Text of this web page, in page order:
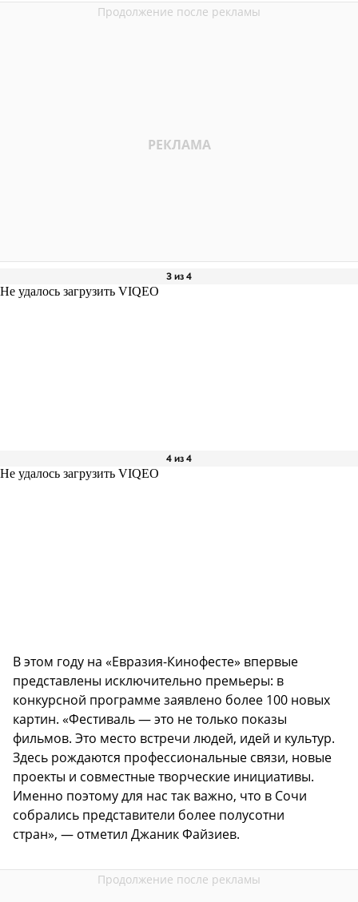
3 из 4
Не удалось загрузить VIQEO
4 из 4
Не удалось загрузить VIQEO
В этом году на «Евразия-Кинофесте» впервые
представлены исключительно премьеры: в
конкурсной программе заявлено более 100 новых
картин. «Фестиваль — это не только показы
фильмов. Это место встречи людей, идей и культур.
Здесь рождаются профессиональные связи, новые
проекты и совместные творческие инициативы.
Именно поэтому для нас так важно, что в Сочи
собрались представители более полусотни
стран», — отметил Джаник Файзиев.